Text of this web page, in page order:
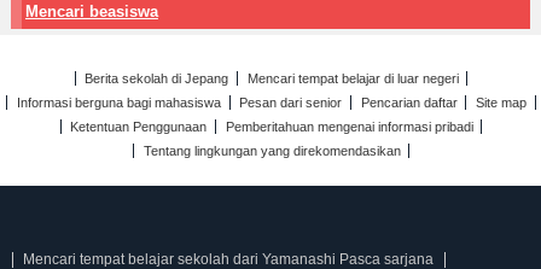
Mencari beasiswa
Berita sekolah di Jepang
Mencari tempat belajar di luar negeri
Informasi berguna bagi mahasiswa
Pesan dari senior Pencarian daftar
Site map
Ketentuan Penggunaan
Pemberitahuan mengenai informasi pribadi
Tentang lingkungan yang direkomendasikan
Mencari tempat belajar sekolah dari Yamanashi Pasca sarjana